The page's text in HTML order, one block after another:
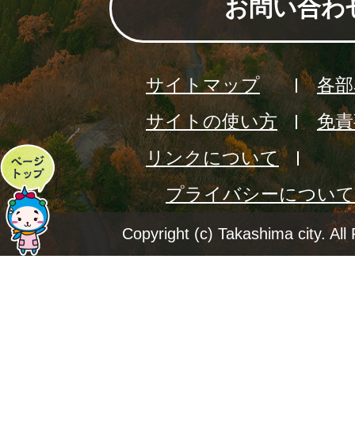
ペ
ー
ジ
お問い合わ
サイトマップ
各
サイトの使い方
免
リンクについて
プライバシーについて
Copyright (c) Takashima city. All